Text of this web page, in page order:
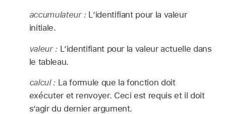
accumulateur : L’identifiant pour la valeur
initiale.
valeur : L’identifiant pour la valeur actuelle dans
le tableau.
calcul : La formule que la fonction doit
exécuter et renvoyer. Ceci est requis et il doit
s’agir du dernier argument.